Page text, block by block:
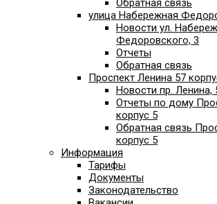
Обратная связь
улица Набережная
Новости ул.
Федоровского, 3
Отчеты
Обратная связь
Проспект Ленина 57
Новости пр. Ленина,
Отчеты по дому
корпус 5
Обратная связь
корпус 5
Информация
Тарифы
Документы
Законодательство